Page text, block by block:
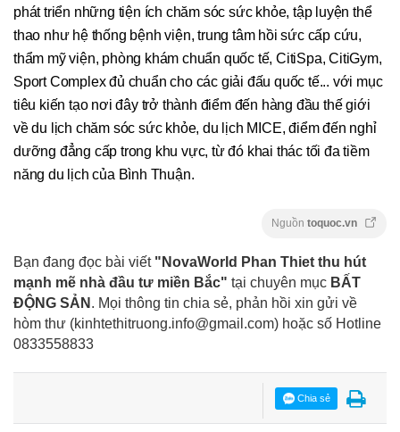
phát triển những tiện ích chăm sóc sức khỏe, tập luyện thể
thao như hệ thống bệnh viện, trung tâm hồi sức cấp cứu,
thẩm mỹ viện, phòng khám chuẩn quốc tế, CitiSpa, CitiGym,
Sport Complex đủ chuẩn cho các giải đấu quốc tế... với mục
tiêu kiến tạo nơi đây trở thành điểm đến hàng đầu thế giới
về du lịch chăm sóc sức khỏe, du lịch MICE, điểm đến nghỉ
dưỡng đẳng cấp trong khu vực, từ đó khai thác tối đa tiềm
năng du lịch của Bình Thuận.
Nguồn toquoc.vn
Bạn đang đọc bài viết "NovaWorld Phan Thiet thu hút
mạnh mẽ nhà đầu tư miền Bắc" tại chuyên mục BẤT
ĐỘNG SẢN . Mọi thông tin chia sẻ, phản hồi xin gửi về
hòm thư (kinhtethitruong.info@gmail.com) hoặc số Hotline
0833558833
Chia sẻ